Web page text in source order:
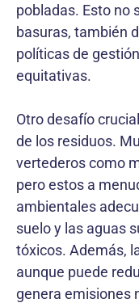
pobladas. Esto no
basuras, también
políticas de
equitativas.
Otro desafío
de los residuos.
vertederos como
pero estos a
ambientales
suelo y las aguas
tóxicos. Además,
aunque puede
genera emisiones